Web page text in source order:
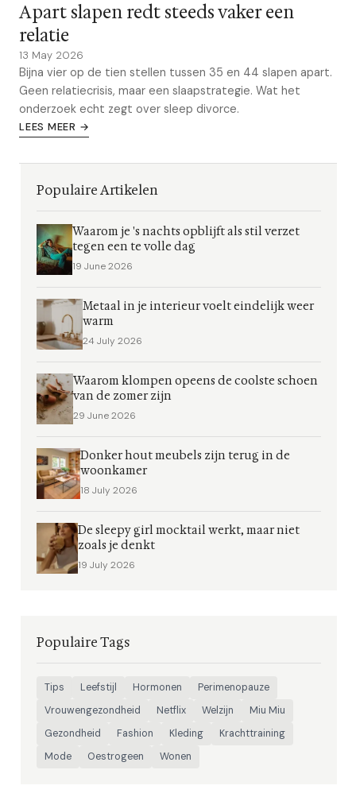
Apart slapen redt steeds vaker een
relatie
13 May 2026
Bijna vier op de tien stellen tussen 35 en 44 slapen apart.
Geen relatiecrisis, maar een slaapstrategie. Wat het
onderzoek echt zegt over sleep divorce.
LEES MEER →
Populaire Artikelen
Waarom je 's nachts opblijft als stil verzet
tegen een te volle dag
19 June 2026
Metaal in je interieur voelt eindelijk weer
warm
24 July 2026
Waarom klompen opeens de coolste schoen
van de zomer zijn
29 June 2026
Donker hout meubels zijn terug in de
woonkamer
18 July 2026
De sleepy girl mocktail werkt, maar niet
zoals je denkt
19 July 2026
Populaire Tags
Tips Leefstijl Hormonen
Perimenopauze
Vrouwengezondheid
Netflix Welzijn
Miu Miu
Gezondheid
Fashion Kleding
Krachttraining
Mode
Oestrogeen Wonen